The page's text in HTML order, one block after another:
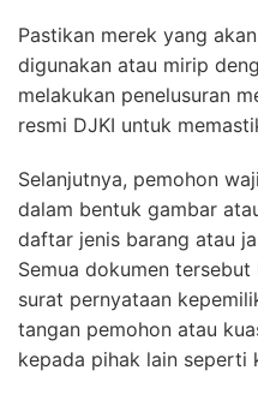
Pastikan merek yang
digunakan atau mirip
melakukan penelusuran
resmi DJKI untuk
Selanjutnya, pemohon
dalam bentuk gambar
daftar jenis barang atau
Semua dokumen
surat pernyataan
tangan pemohon atau
kepada pihak lain seperti